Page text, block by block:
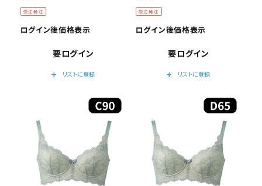
受注発注
ログイン後価格表示
要ログイン
add
リストに登録
受注発注
ログイン後価格表示
要ログイン
add
リストに登録